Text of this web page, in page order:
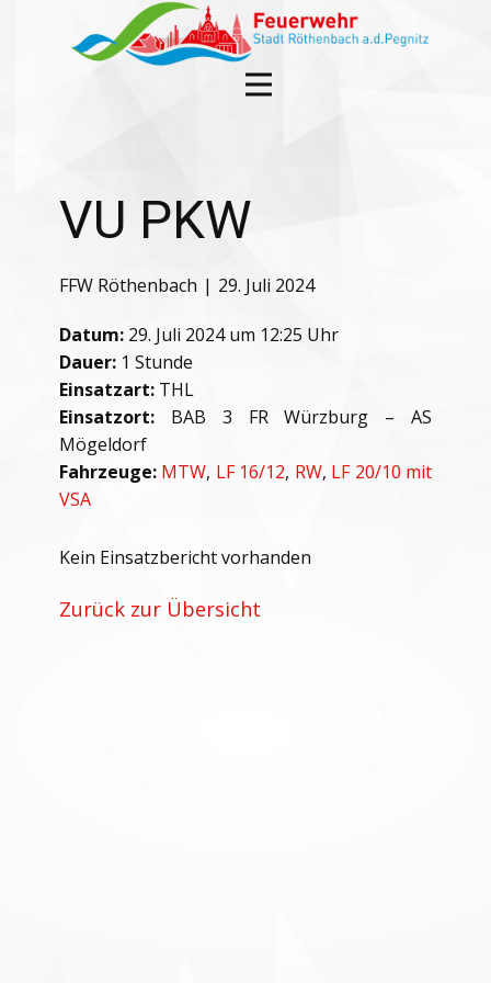
VU PKW
FFW Röthenbach 29. Juli 2024
Datum: 29. Juli 2024 um 12:25 Uhr
Dauer: 1 Stunde
Einsatzart: THL
Einsatzort: BAB 3 FR Würzburg – AS
Mögeldorf
Fahrzeuge: MTW, LF 16/12, RW, LF 20/10 mit
VSA
Kein Einsatzbericht vorhanden
Zurück zur Übersicht